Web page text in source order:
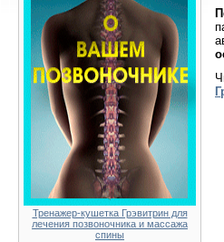
Тренажер-кушетка Грэвитрин для
лечения позвоночника и массажа
спины